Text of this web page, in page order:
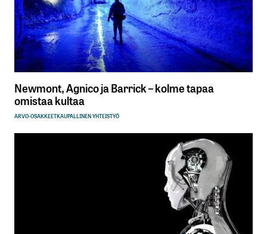
Newmont, Agnico ja Barrick – kolme tapaa
omistaa kultaa
ARVO-OSAKKEETKAUPALLINEN YHTEISTYÖ